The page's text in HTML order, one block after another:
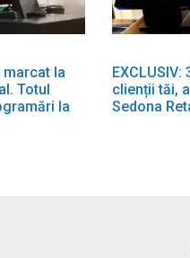
la
Totul
la
clienții tăi,
Sedona